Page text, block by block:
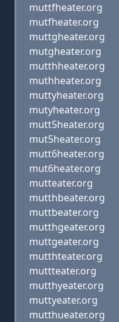
muttfheater.org
mutfheater.org
muttgheater.org
mutgheater.org
mutthheater.org
muthheater.org
muttyheater.org
mutyheater.org
mutt5heater.org
mut5heater.org
mutt6heater.org
mut6heater.org
mutteater.org
mutthbeater.org
muttbeater.org
mutthgeater.org
muttgeater.org
mutthteater.org
muttteater.org
mutthyeater.org
muttyeater.org
mutthueater.org